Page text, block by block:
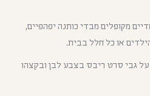
מקופלים מבדי כותנה יפהפיים,
או כל חלל בבית.
מחוברים 3 פרפרים על גבי סרט ריבס בצבע לבן ובקצהו